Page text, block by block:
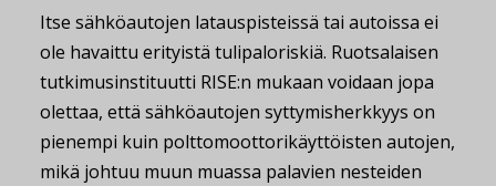
Itse sähköautojen latauspisteissä tai autoissa ei
ole havaittu erityistä tulipaloriskiä. Ruotsalaisen
tutkimusinstituutti RISE:n mukaan voidaan jopa
olettaa, että sähköautojen syttymisherkkyys on
pienempi kuin polttomoottorikäyttöisten autojen,
mikä johtuu muun muassa palavien nesteiden